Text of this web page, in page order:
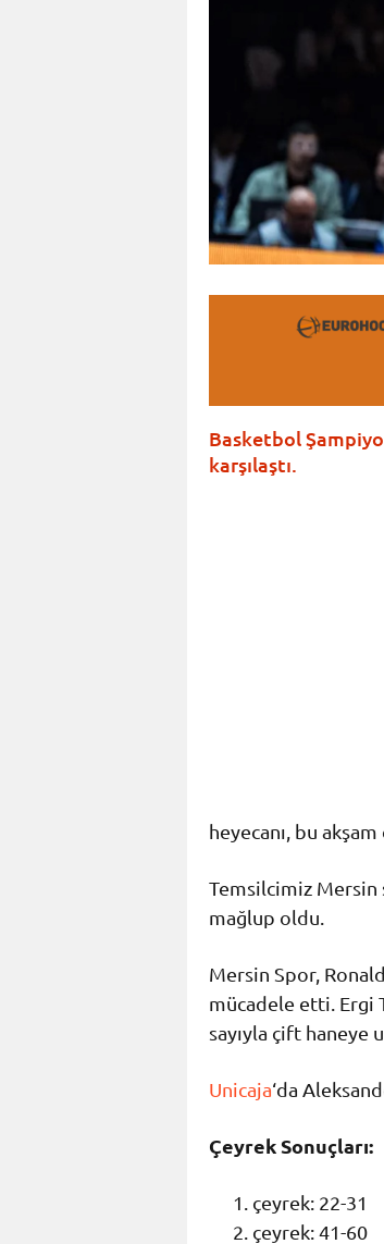
Basketbol
karşılaştı.
heyecanı, bu
Temsilcimiz Mersin
mağlup oldu.
Mersin Spor,
mücadele etti. Ergi
sayıyla çift haneye
Unicaja‘da
Çeyrek Sonuçları:
çeyrek: 22-31
çeyrek: 41-60